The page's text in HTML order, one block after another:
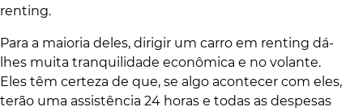
renting.
Para a maioria deles, dirigir um carro em renting dá-
lhes muita tranquilidade econômica e no volante.
Eles têm certeza de que, se algo acontecer com eles,
terão uma assistência 24 horas e todas as despesas